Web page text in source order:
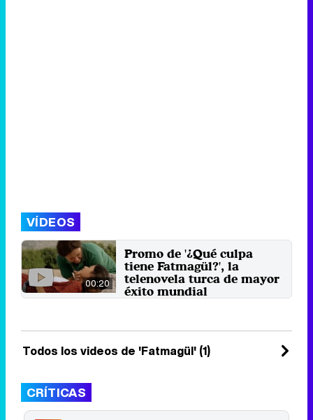
VÍDEOS
00:20
Promo de '¿Qué culpa
tiene Fatmagül?', la
telenovela turca de mayor
éxito mundial
Todos los videos de 'Fatmagül' (1)
CRÍTICAS